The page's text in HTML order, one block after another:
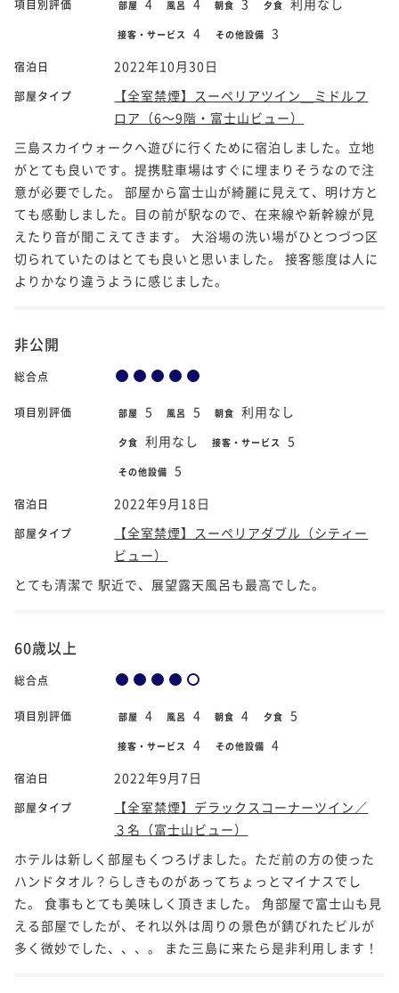
項目別評価 部屋 風呂 朝食 夕食
接客・サービス 4 その他設備 3
宿泊日 2022年10月30日
部屋タイプ
【全室禁煙】スーペリアツイン＿ミドルフ
ロア（6～9階・富士山ビュー）
三島スカイウォークへ遊びに行くために宿泊しました。立地
がとても良いです。提携駐車場はすぐに埋まりそうなので注
意が必要でした。 部屋から富士山が綺麗に見えて、明け方と
ても感動しました。目の前が駅なので、在来線や新幹線が見
えたり音が聞こえてきます。 大浴場の洗い場がひとつづつ区
切られていたのはとても良いと思いました。 接客態度は人に
よりかなり違うように感じました。
非公開
総合点
項目別評価 部屋 5 風呂 5 朝食 利用なし
夕食 利用なし 接客・サービス 5
その他設備 5
宿泊日 2022年9月18日
部屋タイプ
【全室禁煙】スーペリアダブル（シティー
ビュー）
とても清潔で 駅近で、展望露天風呂も最高でした。
60歳以上
総合点
項目別評価 部屋 4 風呂 4 朝食 4 夕食 5
接客・サービス 4 その他設備 4
宿泊日 2022年9月7日
部屋タイプ
【全室禁煙】デラックスコーナーツイン／
３名（富士山ビュー）
ホテルは新しく部屋もくつろげました。ただ前の方の使った
ハンドタオル？らしきものがあってちょっとマイナスでし
た。 食事もとても美味しく頂きました。 角部屋で富士山も見
える部屋でしたが、それ以外は周りの景色が錆びれたビルが
多く微妙でした、、、。 また三島に来たら是非利用します！